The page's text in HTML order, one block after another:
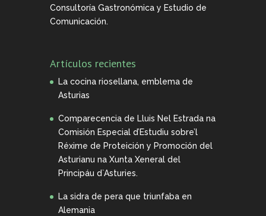
Consultoría Gastronómica y Estudio de
Comunicación.
Artículos recientes
La cocina riosellana, emblema de
Asturias
Comparecencia de Lluis Nel Estrada na
Comisión Especial d’Estudiu sobre’l
Réxime de Proteición y Promoción del
Asturianu na Xunta Xeneral del
Principáu d`Asturies.
La sidra de pera que triunfaba en
Alemania